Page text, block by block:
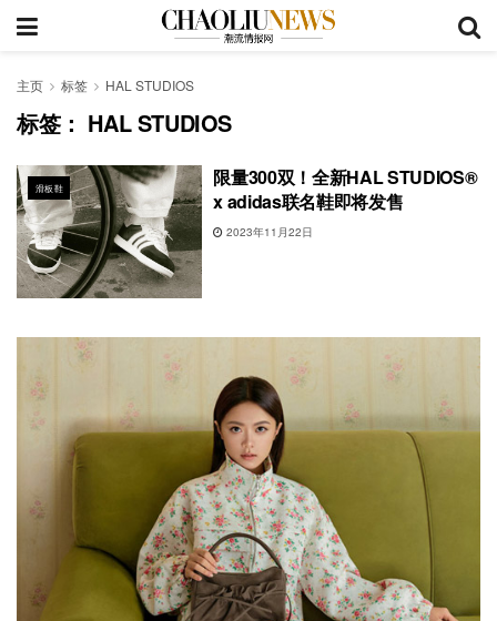
主页 标签 HAL STUDIOS
标签： HAL STUDIOS
滑板鞋
限量300双！全新HAL STUDIOS®
x adidas联名鞋即将发售
2023年11月22日